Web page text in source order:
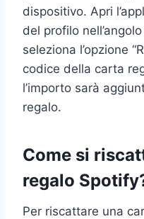
dispositivo. Apri
del profilo
seleziona l’opzione
codice della carta
l’importo sarà
regalo.
Come si
regalo
Per riscattare una